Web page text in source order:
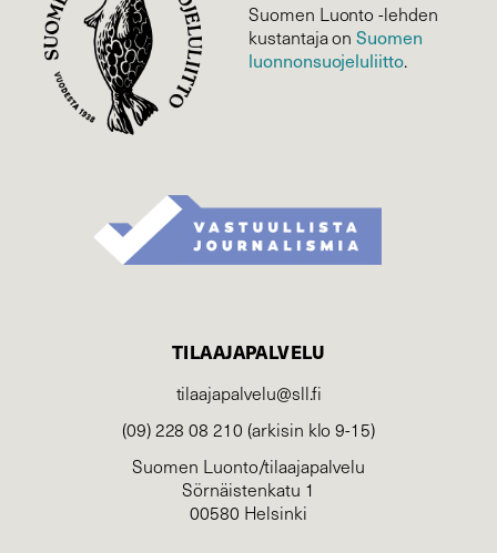
Suomen Luonto -lehden
kustantaja onSuomen
luonnonsuojelu­liitto.
TILAAJAPALVELU
tilaajapalvelu@sll.fi
(09) 228 08 210 (arkisin klo 9-15)
Suomen Luonto/tilaajapalvelu
Sörnäistenkatu 1
00580 Helsinki